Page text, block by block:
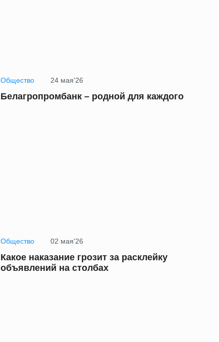
Общество 24 мая'26
Белагропромбанк – родной для каждого
Общество 02 мая'26
Какое наказание грозит за расклейку
объявлений на столбах